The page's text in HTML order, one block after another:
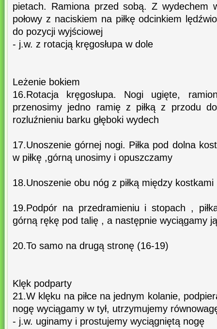
pietach. Ramiona przed sobą. Z wydechem
połowy z naciskiem na piłkę odcinkiem
do pozycji wyjściowej
- j.w. z rotacją kręgosłupa w dole
Leżenie bokiem
16.Rotacja kręgosłupa. Nogi ugięte,
przenosimy jedno ramię z piłką z przodu
rozluźnieniu barku głęboki wydech
17.Unoszenie górnej nogi. Piłka pod dolna
w piłkę ,górną unosimy i opuszczamy
18.Unoszenie obu nóg z piłką między kostkami
19.Podpór na przedramieniu i stopach ,
górną rękę pod talię , a następnie wyciągamy
20.To samo na drugą stronę (16-19)
Klęk podparty
21.W klęku na piłce na jednym kolanie,
nogę wyciągamy w tył, utrzymujemy
- j.w. uginamy i prostujemy wyciągniętą nogę